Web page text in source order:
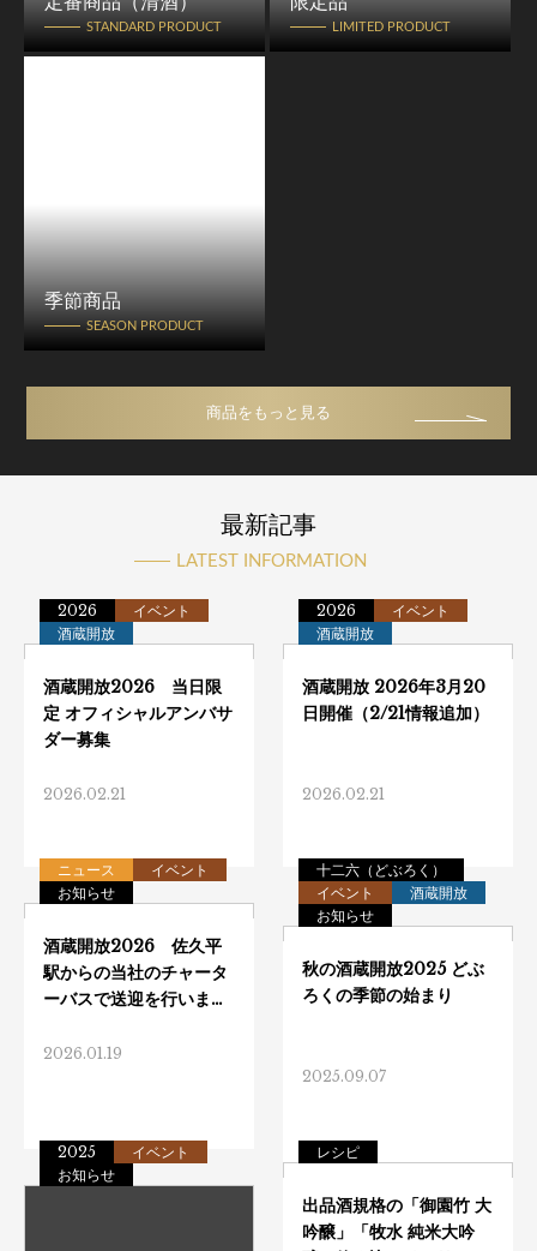
STANDARD PRODUCT LIMITED PRODUCT
季節商品
SEASON PRODUCT
商品をもっと見る
最新記事
LATEST INFORMATION
2026
イベント
酒蔵開放
2026.02.21
2026
イベント
酒蔵開放
2026.02.21
ニュース
イベント
お知らせ
2026.01.19
十二六（どぶろく）
イベント
酒蔵開放
お知らせ
2025.09.07
2025
イベント
お知らせ
レシピ